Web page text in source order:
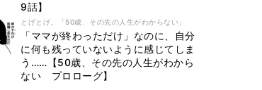
9話】
とげとげ。「50歳、その先の人生がわからない」
「ママが終わっただけ」なのに、自分
に何も残っていないように感じてしま
う……【50歳、その先の人生がわから
ない プロローグ】